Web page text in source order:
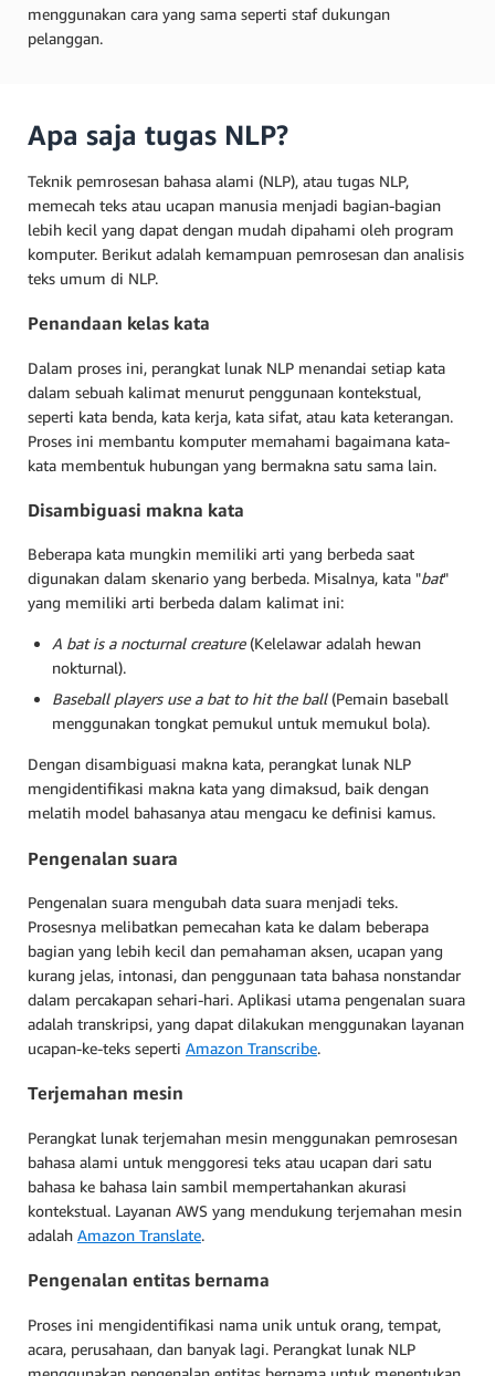
menggunakan cara yang sama seperti staf dukungan
pelanggan.
Apa saja tugas NLP?
Teknik pemrosesan bahasa alami (NLP), atau tugas NLP,
memecah teks atau ucapan manusia menjadi bagian-bagian
lebih kecil yang dapat dengan mudah dipahami oleh program
komputer. Berikut adalah kemampuan pemrosesan dan analisis
teks umum di NLP.
Penandaan kelas kata
Dalam proses ini, perangkat lunak NLP menandai setiap kata
dalam sebuah kalimat menurut penggunaan kontekstual,
seperti kata benda, kata kerja, kata sifat, atau kata keterangan.
Proses ini membantu komputer memahami bagaimana kata-
kata membentuk hubungan yang bermakna satu sama lain.
Disambiguasi makna kata
Beberapa kata mungkin memiliki arti yang berbeda saat
digunakan dalam skenario yang berbeda. Misalnya, kata "bat"
yang memiliki arti berbeda dalam kalimat ini:
A bat is a nocturnal creature(Kelelawar adalah hewan
nokturnal).
Baseball players use a bat to hit the ball(Pemain baseball
menggunakan tongkat pemukul untuk memukul bola).
Dengan disambiguasi makna kata, perangkat lunak NLP
mengidentifikasi makna kata yang dimaksud, baik dengan
melatih model bahasanya atau mengacu ke definisi kamus.
Pengenalan suara
Pengenalan suara mengubah data suara menjadi teks.
Prosesnya melibatkan pemecahan kata ke dalam beberapa
bagian yang lebih kecil dan pemahaman aksen, ucapan yang
kurang jelas, intonasi, dan penggunaan tata bahasa nonstandar
dalam percakapan sehari-hari. Aplikasi utama pengenalan suara
adalah transkripsi, yang dapat dilakukan menggunakan layanan
ucapan-ke-teks seperti Amazon Transcribe.
Terjemahan mesin
Perangkat lunak terjemahan mesin menggunakan pemrosesan
bahasa alami untuk menggoresi teks atau ucapan dari satu
bahasa ke bahasa lain sambil mempertahankan akurasi
kontekstual. Layanan AWS yang mendukung terjemahan mesin
adalah Amazon Translate.
Pengenalan entitas bernama
Proses ini mengidentifikasi nama unik untuk orang, tempat,
acara, perusahaan, dan banyak lagi. Perangkat lunak NLP